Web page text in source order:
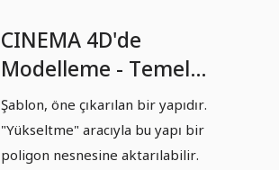
CINEMA 4D'de
Modelleme - Temel
Bilgiler: Bölüm 10 -
Şablon
Şablon, öne çıkarılan bir yapıdır.
"Yükseltme" aracıyla bu yapı bir
poligon nesnesine aktarılabilir.